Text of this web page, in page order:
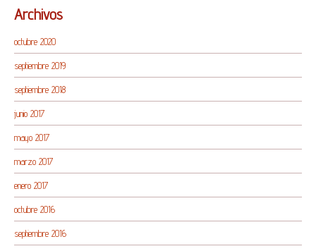
Archivos
octubre 2020
septiembre 2019
septiembre 2018
junio 2017
mayo 2017
marzo 2017
enero 2017
octubre 2016
septiembre 2016